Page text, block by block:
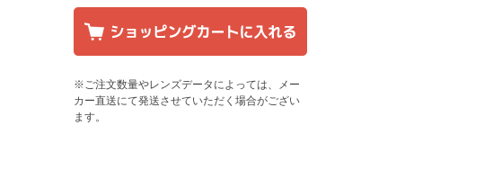
※ご注文数量やレンズデータによっては、メー
カー直送にて発送させていただく場合がござい
ます。